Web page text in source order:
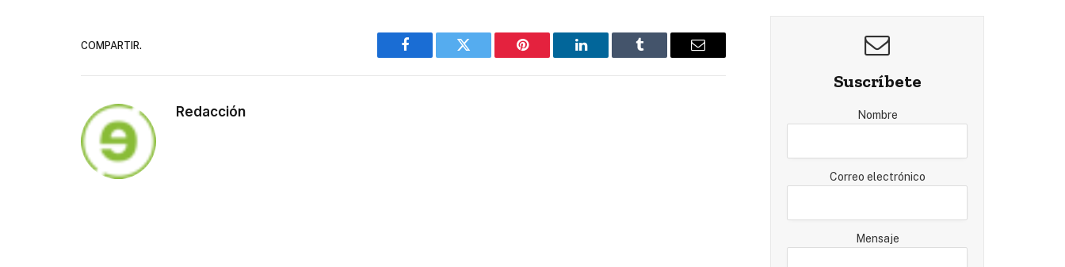
COMPARTIR.
Facebook Twitter Pinterest LinkedIn Tumblr Email
Redacción
Suscríbete
Nombre
Correo electrónico
Mensaje